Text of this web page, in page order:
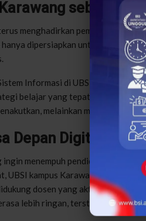
sebagai
menghadirkan pembelajaran
dipersiapkan untuk lulus,
Informasi di UBSI kampus
belajar yang tepat, serta
melainkan menjadi proses
Depan Digital
ingin menempuh pendidikan Sistem
UBSI kampus Karawang hadir
dosen yang aktif
lebih ringan, terstruktur, dan